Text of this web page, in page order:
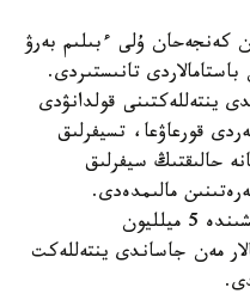
كەنجەحان ۇلى ءبىلىم بەرۋ
تانىستىردى.
ينتەللەكتىنى قولدانۋدى
قورعاۋعا، تسيفرلىق
حالىقتىڭ سيفرلىق
مالىمدەدى.
سونىمەن قاتار الداعى بەس جىل ىشىندە 5 ميلليون
مەن جاساندى ينتەللەكت